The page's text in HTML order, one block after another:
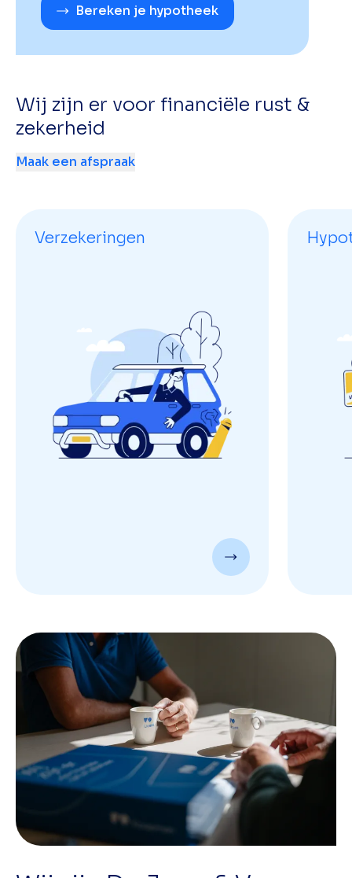
Bereken je hypotheek
Wij zijn er voor financiële rust &
zekerheid
Maak een afspraak
Verzekeringen